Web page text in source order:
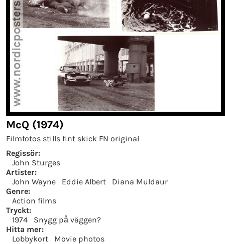
McQ (1974)
Filmfotos stills fint skick FN original
Regissör:
John Sturges
Artister:
John Wayne
Eddie Albert
Diana Muldaur
Genre:
Action films
Tryckt:
1974
Snygg på väggen?
Hitta mer:
Lobbykort
Movie photos